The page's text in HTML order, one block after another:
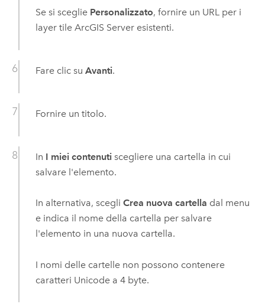
Se si sceglie Personalizzato, fornire un URL per i
layer tile ArcGIS Serveresistenti.
Fare clic su Avanti.
Fornire un titolo.
In I miei contenutiscegliere una cartella in cui
salvare l'elemento.
In alternativa, scegli Crea nuova cartella dal menu
e indica il nome della cartella per salvare
l'elemento in una nuova cartella.
I nomi delle cartelle non possono contenere
caratteri Unicode a 4 byte.